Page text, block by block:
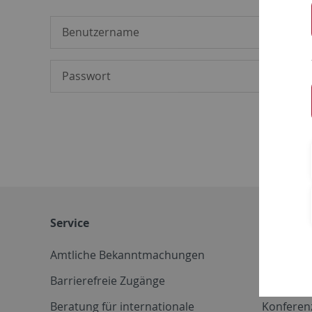
Service
Amtliche Bekanntmachungen
Barrierefreie Zugänge
Beratung für internationale